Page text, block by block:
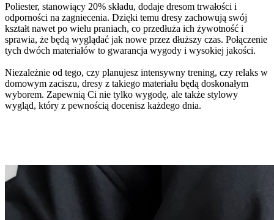
Poliester, stanowiący 20% składu, dodaje dresom trwałości i
odporności na zagniecenia. Dzięki temu dresy zachowują swój
kształt nawet po wielu praniach, co przedłuża ich żywotność i
sprawia, że będą wyglądać jak nowe przez dłuższy czas. Połączenie
tych dwóch materiałów to gwarancja wygody i wysokiej jakości.
Niezależnie od tego, czy planujesz intensywny trening, czy relaks w
domowym zaciszu, dresy z takiego materiału będą doskonałym
wyborem. Zapewnią Ci nie tylko wygodę, ale także stylowy
wygląd, który z pewnością docenisz każdego dnia.